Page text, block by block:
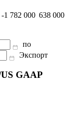
-1 782 000 638 000
по
Экспорт
GAAP